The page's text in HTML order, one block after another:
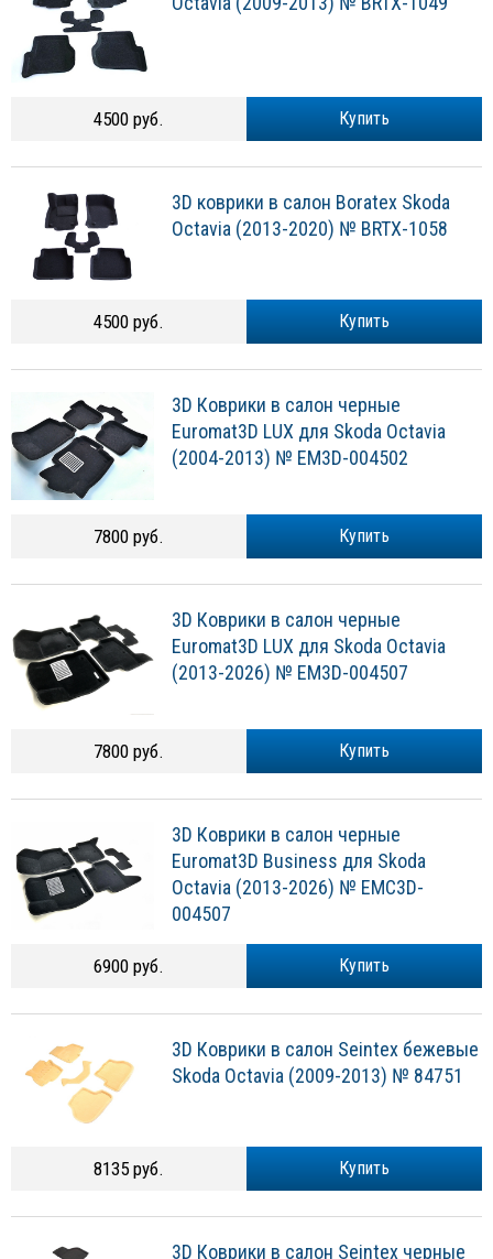
Купить
4500 руб.
3D коврики в салон Boratex Skoda
Octavia (2013-2020) № BRTX-1058
Купить
4500 руб.
3D Коврики в салон черные
Euromat3D LUX для Skoda Octavia
(2004-2013) № EM3D-004502
Купить
7800 руб.
3D Коврики в салон черные
Euromat3D LUX для Skoda Octavia
(2013-2026) № EM3D-004507
Купить
7800 руб.
3D Коврики в салон черные
Euromat3D Business для Skoda
Octavia (2013-2026) № EMC3D-
004507
Купить
6900 руб.
3D Коврики в салон Seintex бежевые
Skoda Octavia (2009-2013) № 84751
Купить
8135 руб.
3D Коврики в салон Seintex черные